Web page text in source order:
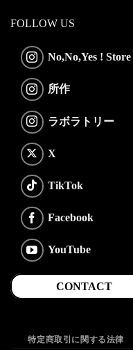
FOLLOW US
No,No,Yes ! Store
所作
ラボラトリー
X
TikTok
Facebook
YouTube
CONTACT
特定商取引に関する法律